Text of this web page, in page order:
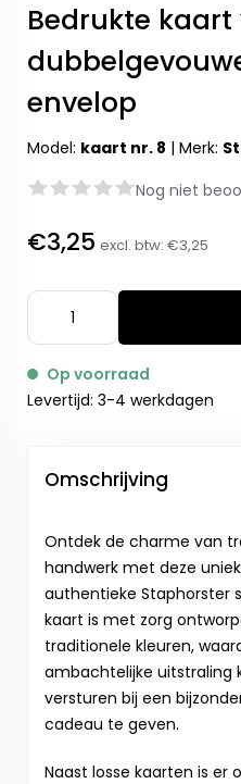
Bedrukte
envelop
Model: kaart nr. 8 | Merk:
Nog niet
€3,25 excl. btw: €3,25
Op voorraad
Levertijd: 3-4 werkdagen
Omschrijving
Ontdek de charme van
handwerk met deze
authentieke Staphorster
kaart is met zorg
traditionele kleuren,
ambachtelijke uitstraling
versturen bij een
cadeau te geven.
Naast losse kaarten is er